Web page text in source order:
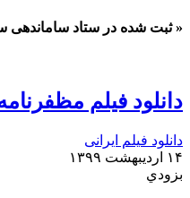
« ثبت شده در ستاد ساماندهی
دانلود فیلم
دانلود فیلم ایرانی
۱۴ اردیبهشت ۱۳۹۹
بزودي